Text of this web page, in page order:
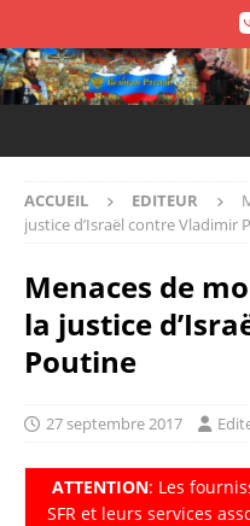
ACCUEIL EDITEUR
justice d’Israël contre Vladimir
Menaces de
la justice
Poutine
27 septembre 2017
ATTENTION: Les
SFR et leurs services